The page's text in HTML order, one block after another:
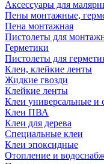
Аксессуары для
Пены монтажные,
Пена монтажная
Пистолеты для
Герметики
Пистолеты для
Клеи, клейкие ленты
Жидкие гвозди
Клейкие ленты
Клеи универсальные и
Клеи ПВА
Клеи для дерева
Специальные клеи
Клеи эпоксидные
Отопление и